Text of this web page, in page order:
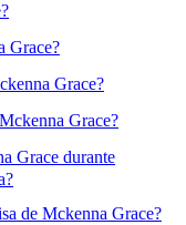
Grace?
Grace?
Grace?
Grace durante
de Mckenna Grace?